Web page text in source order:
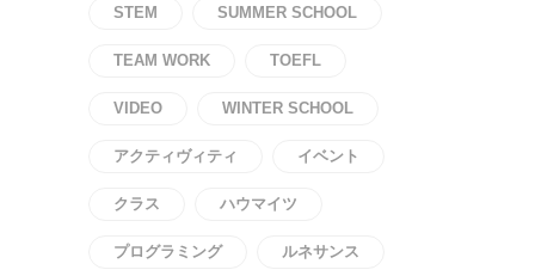
STEM SUMMER SCHOOL
TEAM WORK TOEFL
VIDEO WINTER SCHOOL
アクティヴィティ イベント
クラス ハウマイツ
プログラミング ルネサンス